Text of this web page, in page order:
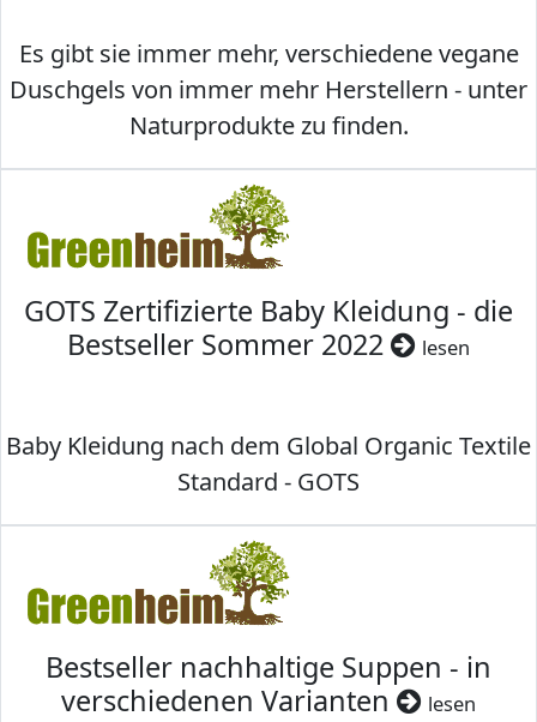
Es gibt sie immer mehr, verschiedene vegane
Duschgels von immer mehr Herstellern - unter
Naturprodukte zu finden.
GOTS Zertifizierte Baby Kleidung - die
Bestseller Sommer 2022
lesen
Baby Kleidung nach dem Global Organic Textile
Standard - GOTS
Bestseller nachhaltige Suppen - in
verschiedenen Varianten
lesen